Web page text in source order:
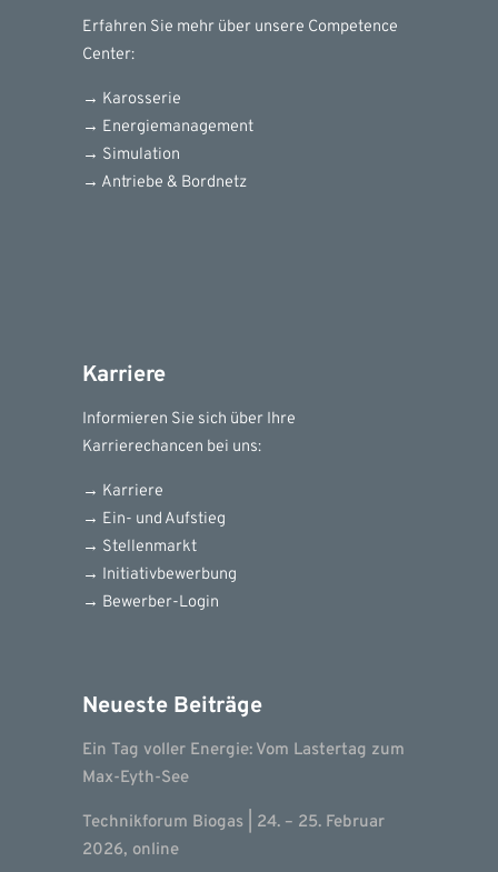
Erfahren Sie mehr über unsere Competence
Center:
→ Karosserie
→ Energiemanagement
→ Simulation
→ Antriebe & Bordnetz
Karriere
Informieren Sie sich über Ihre
Karrierechancen bei uns:
→ Karriere
→ Ein- und Aufstieg
→ Stellenmarkt
→ Initiativbewerbung
→ Bewerber-Login
Neueste Beiträge
Ein Tag voller Energie: Vom Lastertag zum
Max-Eyth-See
Technikforum Biogas | 24. – 25. Februar
2026, online